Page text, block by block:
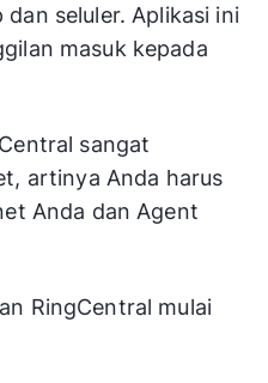
seluler. Aplikasi ini
masuk kepada
sangat
artinya Anda harus
Anda dan Agent
RingCentral mulai